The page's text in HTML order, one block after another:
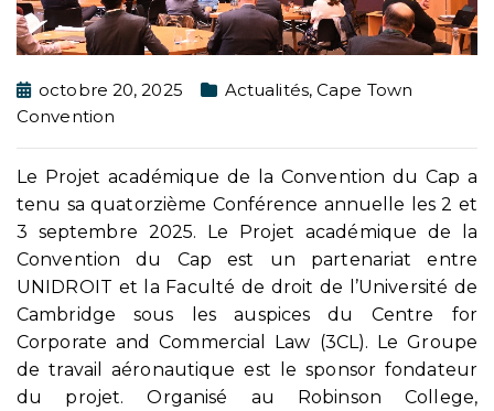
octobre 20, 2025 Actualités,Cape Town
Convention
Le Projet académique de la Convention du Cap a
tenu sa quatorzième Conférence annuelle les 2 et
3 septembre 2025. Le Projet académique de la
Convention du Cap est un partenariat entre
UNIDROIT et la Faculté de droit de l’Université de
Cambridge sous les auspices du Centre for
Corporate and Commercial Law (3CL). Le Groupe
de travail aéronautique est le sponsor fondateur
du projet. Organisé au Robinson College,